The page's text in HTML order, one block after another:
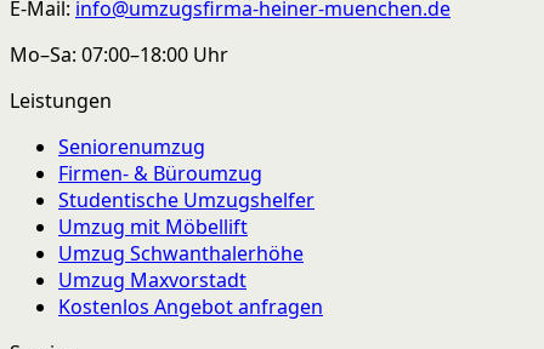
E-Mail: info@umzugsfirma-heiner-muenchen.de
Mo–Sa: 07:00–18:00 Uhr
Leistungen
Seniorenumzug
Firmen- & Büroumzug
Studentische Umzugshelfer
Umzug mit Möbellift
Umzug Schwanthalerhöhe
Umzug Maxvorstadt
Kostenlos Angebot anfragen